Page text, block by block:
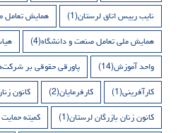
نایب رییس اتاق لرستان(1) همایش تعامل
همایش ملی تعامل صنعت و دانشگاه(4)
واحد آموزش(14) پاورقی حقوقی بر
کارآفرینی(1) کارفرمایان(2) کانون
کانون زنان بازرگان لرستان(1) کمیته